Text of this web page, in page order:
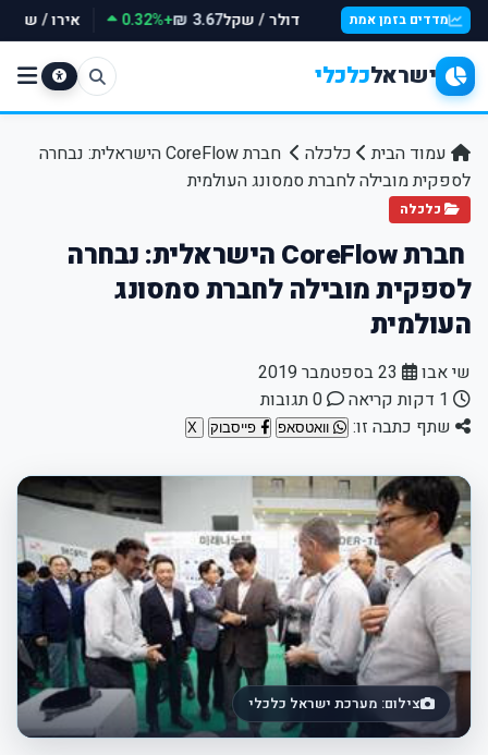
מדדים בזמן אמת דולר / שקל3.67 ₪
+0.32% אירו / שקל
ישראלכלכלי
עמוד הבית כלכלה
חברת CoreFlow הישראלית: נבחרה
לספקית מובילה לחברת סמסונג העולמית
כלכלה
חברת CoreFlow הישראלית: נבחרה
לספקית מובילה לחברת סמסונג
העולמית
שי אבו
שתף כתבה זו:
וואטסאפ פייסבוק
צילום: מערכת ישראל כלכלי